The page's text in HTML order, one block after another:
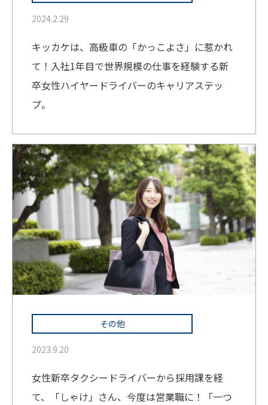
2024.2.29
キッカケは、高級車の「かっこよさ」に惹かれ
て！入社1年目で世界規模の仕事を経験する新
卒女性ハイヤードライバーのキャリアステッ
プ。
その他
2023.9.20
女性新卒タクシードライバーから採用課を経
て、「しゃけ」さん、今度は営業職に！「一つ